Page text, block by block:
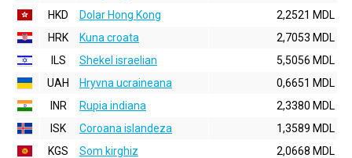
HKD
Dolar Hong Kong
2,2521 MDL
HRK
Kuna croata
2,7053 MDL
ILS
Shekel israelian
5,5056 MDL
UAH
Hryvna ucraineana
0,6651 MDL
INR
Rupia indiana
2,3380 MDL
ISK
Coroana islandeza
1,3589 MDL
KGS
Som kirghiz
2,0668 MDL